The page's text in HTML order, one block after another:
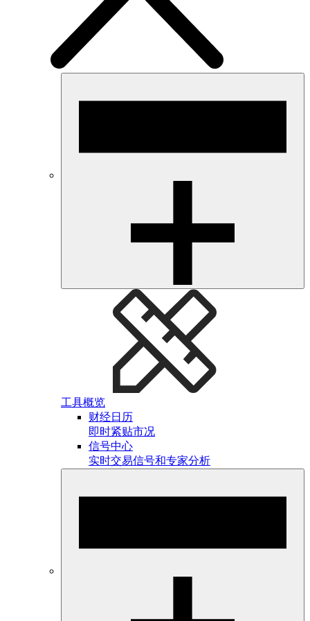
工具概览
财经日历
即时紧贴市况
信号中心
实时交易信号和专家分析